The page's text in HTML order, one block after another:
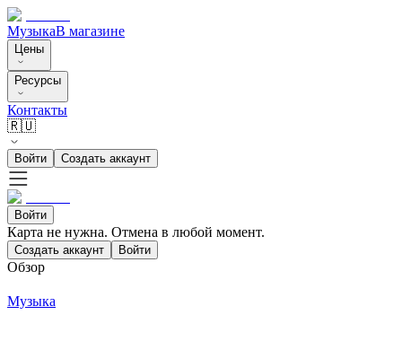
МузыкаВ магазине
Цены
Ресурсы
Контакты
🇷🇺
Войти Создать аккаунт
Войти
Карта не нужна. Отмена в любой момент.
Создать аккаунт Войти
Обзор
Музыка